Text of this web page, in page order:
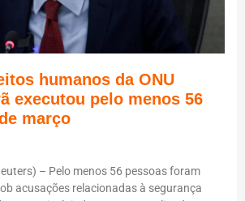
humanos da ONU
executou pelo menos 56
março
– Pelo menos 56 pessoas foram
acusações relacionadas à segurança